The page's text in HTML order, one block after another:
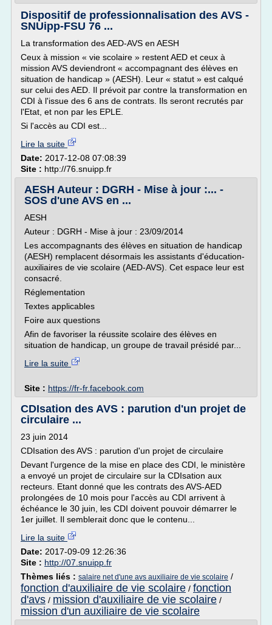
Dispositif de professionnalisation des AVS -
SNUipp-FSU 76 ...
La transformation des AED-AVS en AESH
Ceux à mission « vie scolaire » restent AED et ceux à
mission AVS deviendront « accompagnant des élèves en
situation de handicap » (AESH). Leur « statut » est calqué
sur celui des AED. Il prévoit par contre la transformation en
CDI à l'issue des 6 ans de contrats. Ils seront recrutés par
l'Etat, et non par les EPLE.
Si l'accès au CDI est...
Lire la suite
Date: 2017-12-08 07:08:39
Site : http://76.snuipp.fr
AESH Auteur : DGRH - Mise à jour :... -
SOS d'une AVS en ...
AESH
Auteur : DGRH - Mise à jour : 23/09/2014
Les accompagnants des élèves en situation de handicap
(AESH) remplacent désormais les assistants d'éducation-
auxiliaires de vie scolaire (AED-AVS). Cet espace leur est
consacré.
Réglementation
Textes applicables
Foire aux questions
Afin de favoriser la réussite scolaire des élèves en
situation de handicap, un groupe de travail présidé par...
Lire la suite
Site : https://fr-fr.facebook.com
CDIsation des AVS : parution d'un projet de
circulaire ...
23 juin 2014
CDIsation des AVS : parution d'un projet de circulaire
Devant l'urgence de la mise en place des CDI, le ministère
a envoyé un projet de circulaire sur la CDIsation aux
recteurs. Etant donné que les contrats des AVS-AED
prolongées de 10 mois pour l'accès au CDI arrivent à
échéance le 30 juin, les CDI doivent pouvoir démarrer le
1er juillet. Il semblerait donc que le contenu...
Lire la suite
Date: 2017-09-09 12:26:36
Site : http://07.snuipp.fr
Thèmes liés : salaire net d'une avs auxiliaire de vie scolaire /
fonction d'auxiliaire de vie scolaire / fonction
d'avs / mission d'auxiliaire de vie scolaire /
mission d'un auxiliaire de vie scolaire